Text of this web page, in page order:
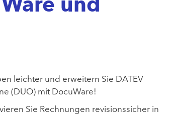
leichter und erweitern Sie DATEV
(DUO) mit DocuWare!
Sie Rechnungen revisionssicher in